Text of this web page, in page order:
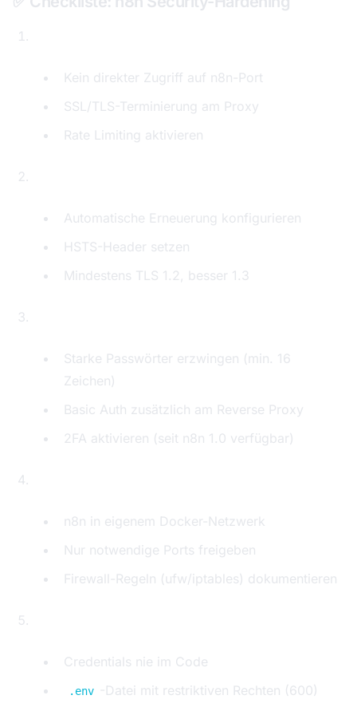
Kein direkter Zugriff auf n8n-Port
SSL/TLS-Terminierung am Proxy
Rate Limiting aktivieren
Automatische Erneuerung konfigurieren
HSTS-Header setzen
Mindestens TLS 1.2, besser 1.3
Starke Passwörter erzwingen (min. 16
Zeichen)
Basic Auth zusätzlich am Reverse Proxy
2FA aktivieren (seit n8n 1.0 verfügbar)
n8n in eigenem Docker-Netzwerk
Nur notwendige Ports freigeben
Firewall-Regeln (ufw/iptables) dokumentieren
Credentials nie im Code
.env
-Datei mit restriktiven Rechten (600)